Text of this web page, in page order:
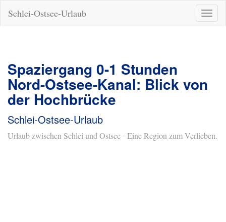
ein-/
Schlei-Ostsee-Urlaub
Spaziergang 0-1 Stunden
Nord-Ostsee-Kanal: Blick von
der Hochbrücke
Schlei-Ostsee-Urlaub
Urlaub zwischen Schlei und Ostsee - Eine Region zum Verlieben.